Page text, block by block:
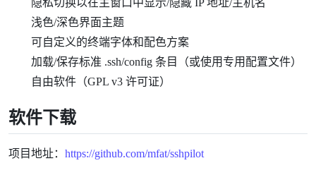
隐私切换以在主窗口中显示/隐藏 IP 地址/主机名
浅色/深色界面主题
可自定义的终端字体和配色方案
加载/保存标准 .ssh/config 条目（或使用专用配置文件）
自由软件（GPL v3 许可证）
软件下载
项目地址： https://github.com/mfat/sshpilot